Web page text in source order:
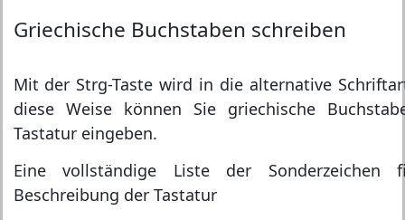
Griechische Buchstaben schreiben
Mit der Strg-Taste wird in die alternative
diese Weise können Sie griechische
Tastatur eingeben.
Eine vollständige Liste der
Beschreibung der Tastatur